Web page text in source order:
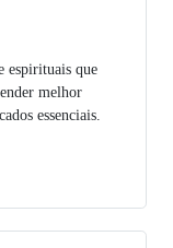
espirituais que
melhor
essenciais.